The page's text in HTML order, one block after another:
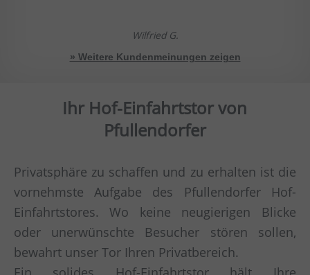
Wilfried G.
» Weitere Kundenmeinungen zeigen
Ihr Hof-Einfahrtstor von
Pfullendorfer
Privatsphäre zu schaffen und zu erhalten ist die
vornehmste Aufgabe des Pfullendorfer Hof-
Einfahrtstores. Wo keine neugierigen Blicke
oder unerwünschte Besucher stören sollen,
bewahrt unser Tor Ihren Privatbereich.